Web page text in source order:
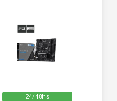
24/48hs